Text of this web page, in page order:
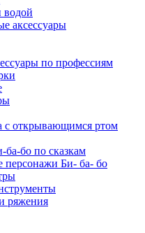
водой
аксессуары
по профессиям
с открывающимся ртом
бо по сказкам
персонажи Би- ба- бо
ряжения